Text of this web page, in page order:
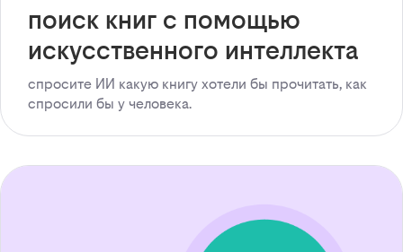
поиск книг с помощью
искусственного интеллекта
спросите ИИ какую книгу хотели бы прочитать, как
спросили бы у человека.